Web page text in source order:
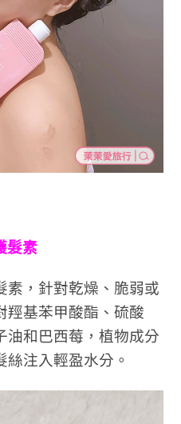
髮素
素，針對乾燥、脆弱或
羥基苯甲酸酯、硫酸
油和巴西莓，植物成分
注⼊輕盈⽔分。